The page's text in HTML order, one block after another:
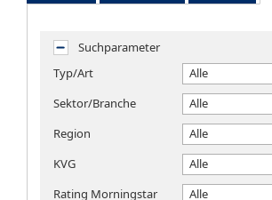
Suchparameter
Typ/Art
Alle
Sektor/Branche
Alle
Region
Alle
KVG
Alle
Rating Morningstar
Alle